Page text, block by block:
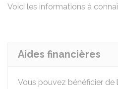
Voici les informations à
Aides financières
Vous pouvez bénéficier de